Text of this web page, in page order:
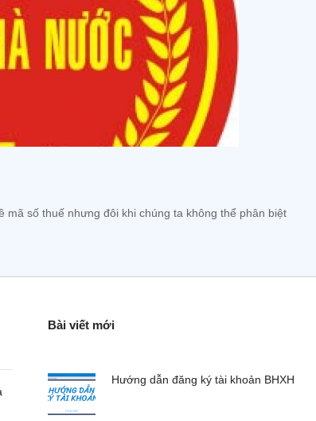
số thuế nhưng đôi khi chúng ta không thể phân biệt
Bài viết mới
Hướng dẫn đăng ký tài khoản BHXH